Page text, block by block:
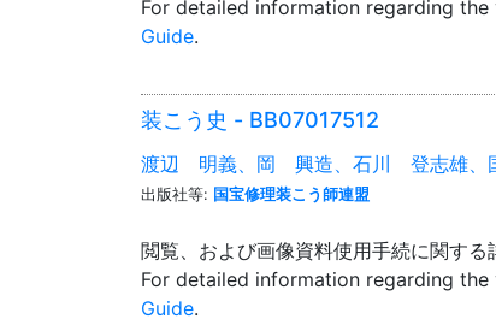
For detailed information regarding
Guide.
装こう史 - BB07017512
渡辺 明義、岡 興造、石川 登志雄、国
出版社等: 国宝修理装こう師連盟
閲覧、および画像資料使用手続に関する
For detailed information regarding
Guide.